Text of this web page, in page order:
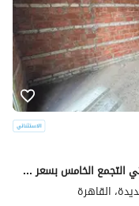
فرصة حقيقية شقة ارضي بحديقة في تاج سيتي التجمع الخامس بسعر اقل من السوق بفرق كبير والاونر مخفض السعر مليون جنيه للوصول لبيع سريع
القاهرة